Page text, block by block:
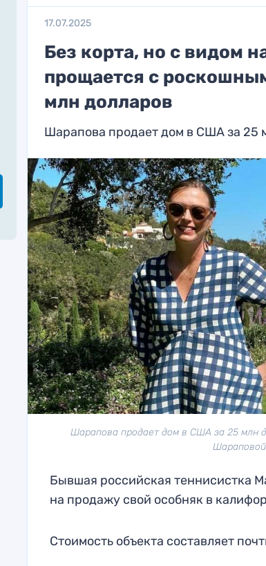
17.07.2025
Без корта, но с видом
прощается с
млн долларов
Шарапова продает дом в США за 25
Шарапова продает дом в США за 25 млн
Шараповой
Бывшая российская теннисистка
на продажу свой особняк в
Стоимость объекта составляет